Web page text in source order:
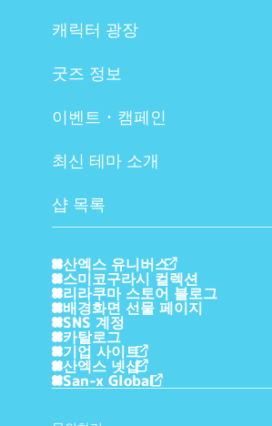
캐릭터 광장
굿즈 정보
이벤트・캠페인
최신 테마 소개
샵 목록
산엑스 유니버스
스미코구라시 컬렉션
리라쿠마 스토어 블로그
배경화면 선물 페이지
SNS 계정
카탈로그
기업 사이트
산엑스 넷샵
San-x Global